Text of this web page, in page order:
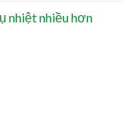
nhiệt nhiều hơn